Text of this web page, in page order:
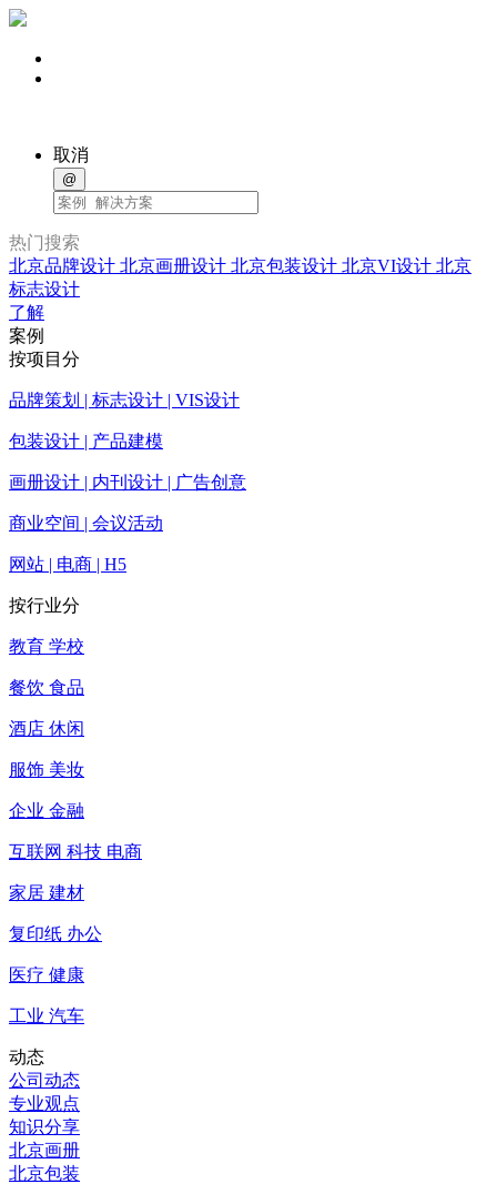
取消
@
热门搜索
北京品牌设计 北京画册设计 北京包装设计 北京VI设计 北京
标志设计
了解
案例
按项目分
品牌策划 | 标志设计 | VIS设计
包装设计 | 产品建模
画册设计 | 内刊设计 | 广告创意
商业空间 | 会议活动
网站 | 电商 | H5
按行业分
教育 学校
餐饮 食品
酒店 休闲
服饰 美妆
企业 金融
互联网 科技 电商
家居 建材
复印纸 办公
医疗 健康
工业 汽车
动态
公司动态
专业观点
知识分享
北京画册
北京包装